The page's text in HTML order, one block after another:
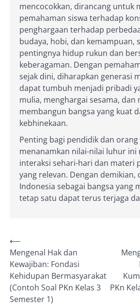
mencocokkan, dirancang untuk
pemahaman siswa terhadap
penghargaan terhadap
budaya, hobi, dan kemampuan,
pentingnya hidup rukun dan
keberagaman. Dengan
sejak dini, diharapkan generasi
dapat tumbuh menjadi pribadi
mulia, menghargai sesama, dan
membangun bangsa yang kuat
kebhinekaan.
Penting bagi pendidik dan
menanamkan nilai-nilai luhur ini
interaksi sehari-hari dan materi
yang relevan. Dengan demikian,
Indonesia sebagai bangsa yang
tetap satu dapat terus terjaga
Post
navigation
⟵
Mengenal Hak dan
Kewajiban: Fondasi
Kehidupan Bermasyarakat
(Contoh Soal PKn Kelas 3
Semester 1)
PKn